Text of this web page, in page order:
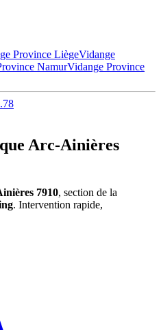
Province LiègeVidange
NamurVidange Province
Arc-Ainières
7910, section de la
. Intervention rapide,